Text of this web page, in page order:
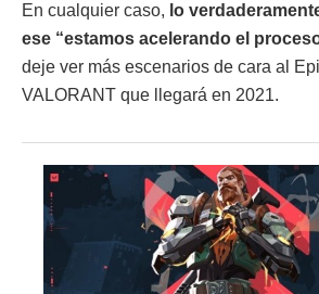
En cualquier caso, lo
ese “estamos acelerando el
deje ver más escenarios de cara al
VALORANT que llegará en 2021.